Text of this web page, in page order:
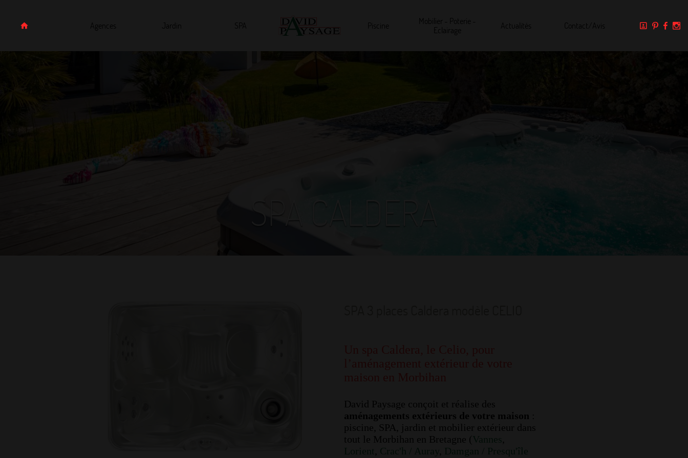
Agences Jardin SPA Piscine
Mobilier - Poterie -
Eclairage
Actualités Contact/Avis
David Paysage conçoit et réalise des
aménagements extérieurs de votre maison
piscine, SPA, jardin et mobilier extérieur dans
tout le Morbihan en Bretagne ( Vannes,
Lorient , Crac'h / Auray, Damgan / Presqu'île